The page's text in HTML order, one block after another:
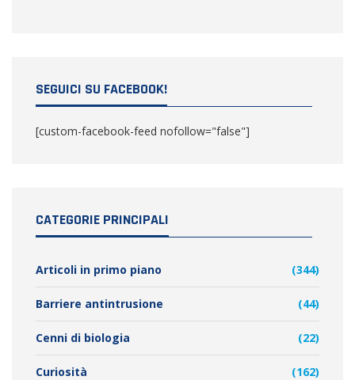
SEGUICI SU FACEBOOK!
[custom-facebook-feed nofollow="false"]
CATEGORIE PRINCIPALI
Articoli in primo piano (344)
Barriere antintrusione (44)
Cenni di biologia (22)
Curiosità (162)